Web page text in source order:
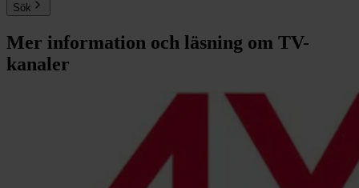
Sök
Mer information och läsning om TV-
kanaler